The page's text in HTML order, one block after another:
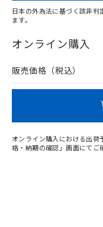
在庫等で未対応品が
問い合わせください。
日本の外為法に基づく該非判
ます。
オンライン購入
販売価格（税込）
オンライン購入における出
格・納期の確認」画面にてご